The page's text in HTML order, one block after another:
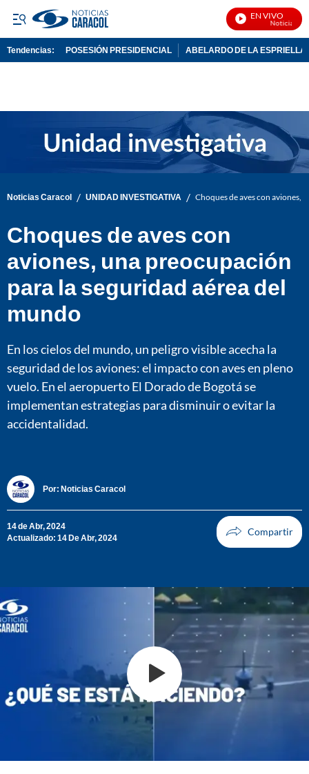
EN VIVO
Noticias
Tendencias: POSESIÓN PRESIDENCIAL ABELARDO DE LA ESPRIELLA
Noticias Caracol / UNIDAD INVESTIGATIVA / Choques de aves con aviones,
Choques de aves con
aviones, una preocupación
para la seguridad aérea del
mundo
En los cielos del mundo, un peligro visible acecha la
seguridad de los aviones: el impacto con aves en pleno
vuelo. En el aeropuerto El Dorado de Bogotá se
implementan estrategias para disminuir o evitar la
accidentalidad.
Por: Noticias Caracol
14 de Abr, 2024
Actualizado: 14 De Abr, 2024